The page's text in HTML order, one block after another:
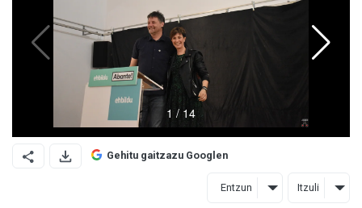
Gehitu gaitzazu Googlen
Entzun Itzuli